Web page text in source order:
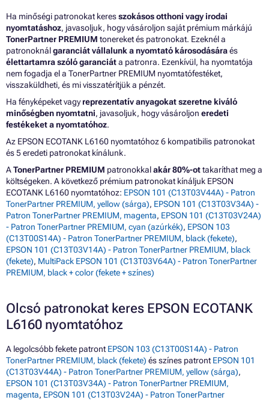
Ha minőségi patronokat keresszokásos otthoni vagy irodai
nyomtatáshoz, javasoljuk, hogy vásároljon saját prémium márkájú
TonerPartner PREMIUM tonereket és patronokat. Ezeknél a
patronoknálgaranciát vállalunk a nyomtató károsodásáraés
élettartamra szóló garanciáta patronra. Ezenkívül, ha nyomtatója
nem fogadja el a TonerPartner PREMIUM nyomtatófestéket,
visszaküldheti, és mi visszatérítjük a pénzét.
Ha fényképeket vagyreprezentatív anyagokat szeretne kiváló
minőségben nyomtatni, javasoljuk, hogy vásároljon eredeti
festékeket a nyomtatóhoz.
Az EPSON ECOTANK L6160 nyomtatóhoz 6 kompatibilis patronokat
és 5 eredeti patronokat kínálunk.
ATonerPartner PREMIUM patronokkalakár 80%-ottakaríthat meg a
költségeken. A következő prémium patronokat kínáljuk EPSON
ECOTANK L6160 nyomtatóhoz: EPSON 101 (C13T03V44A) - Patron
TonerPartner PREMIUM, yellow (sárga), EPSON 101 (C13T03V34A) -
Patron TonerPartner PREMIUM, magenta, EPSON 101 (C13T03V24A)
- Patron TonerPartner PREMIUM, cyan (azúrkék), EPSON 103
(C13T00S14A) - Patron TonerPartner PREMIUM, black (fekete),
EPSON 101 (C13T03V14A) - Patron TonerPartner PREMIUM, black
(fekete), MultiPack EPSON 101 (C13T03V64A) - Patron TonerPartner
PREMIUM, black + color (fekete + színes)
Olcsó patronokat keres EPSON ECOTANK
L6160 nyomtatóhoz
A legolcsóbb fekete patront EPSON 103 (C13T00S14A) - Patron
TonerPartner PREMIUM, black (fekete) és színes patront EPSON 101
(C13T03V44A) - Patron TonerPartner PREMIUM, yellow (sárga),
EPSON 101 (C13T03V34A) - Patron TonerPartner PREMIUM,
magenta, EPSON 101 (C13T03V24A) - Patron TonerPartner